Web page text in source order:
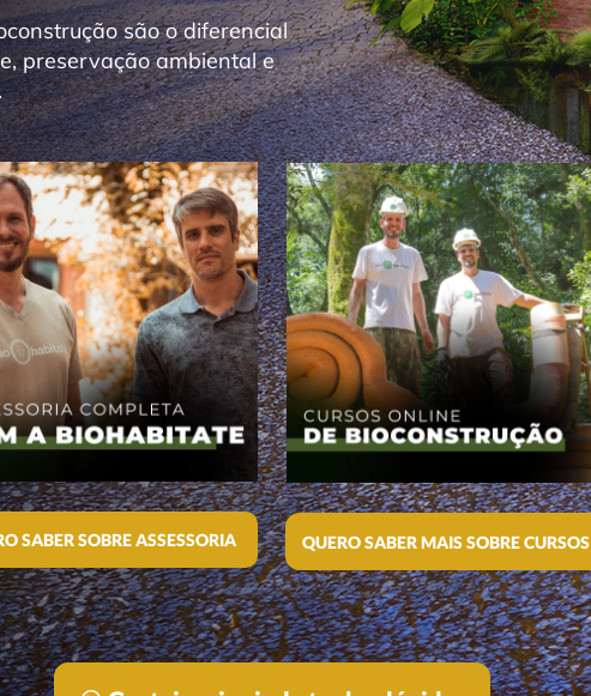
SABER SOBRE ASSESSORIA QUERO SABER MAIS SOBRE CURSOS
são o diferencial
preservação ambiental e